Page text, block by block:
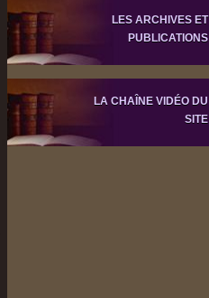
LES ARCHIVES ET
PUBLICATIONS
LA CHAÎNE VIDÉO DU
SITE